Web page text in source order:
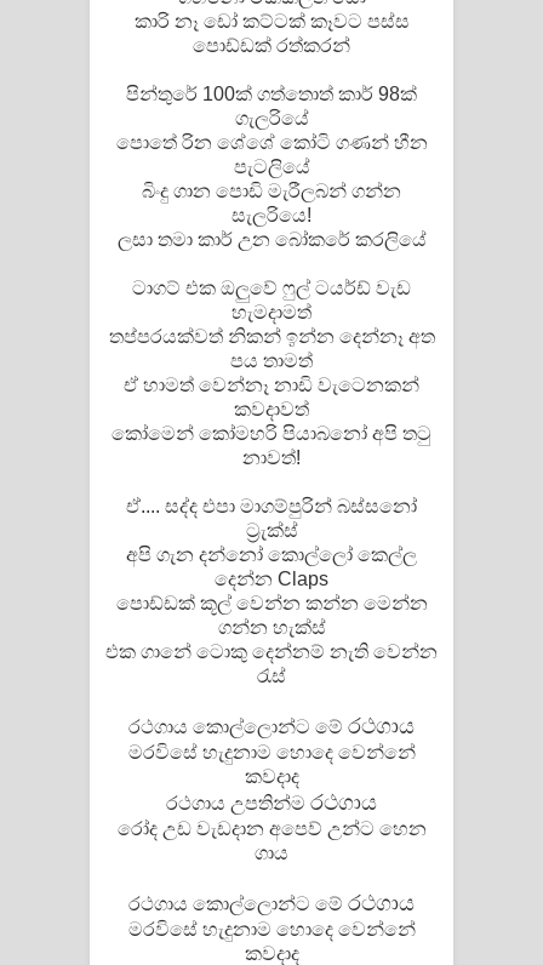
කාරි නෑ ඩෝ කට්ටක් කෑවට පස්ස
පොඩ්ඩක් රත්කරන්
පින්තුරේ 100ක් ගත්තොත් කාර් 98ක්
ගැලරියේ
පොතේ රින ශේශේ කෝටි ගණන් හීන
පැටලියේ
බිංදු ගාන පොඩි මැරීලබන් ගන්න
සැලරියෙ!
ලසා තමා කාර් උන බෝකරේ කරලියේ
ටාගට් එක ඔලුවේ ෆුල් ටයර්ඩ් වැඩ
හැමදාමත්
තප්පරයක්වත් නිකන් ඉන්න දෙන්නෑ අත
පය තාමත්
ඒ හාමත් වෙන්නෑ නාඩි වැටෙනකන්
කවදාවත්
කෝමෙන් කෝමහරි පියාබනෝ අපි තටු
නාවත්!
ඒ.... සද්ද එපා මාගම්පුරින් බස්සනෝ
ට්‍රැක්ස්
අපි ගැන දන්නෝ කොල්ලෝ කෙල්ල
දෙන්න Claps
පොඩ්ඩක් කූල් වෙන්න කන්න මෙන්න
ගන්න හැක්ස්
එක ගානේ ටොකු දෙන්නම් නැති වෙන්න
රැස්
රථගාය කොල්ලොන්ට මේ රථගාය
මරවිසේ හැදුනාම හොදෙ වෙන්නේ
කවදාද
රථගාය උපතින්ම රථගාය
රෝද උඩ වැඩදාන අපෙව් උන්ට හෙන
ගාය
රථගාය කොල්ලොන්ට මේ රථගාය
මරවිසේ හැදුනාම හොදෙ වෙන්නේ
කවදාද